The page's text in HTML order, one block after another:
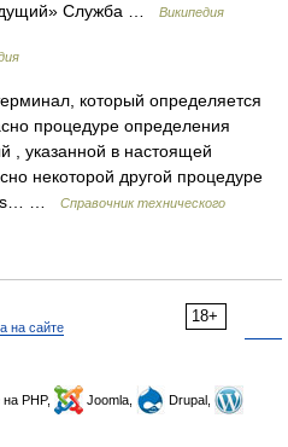
Служба … Википедия
который определяется
процедуре определения
, указанной в настоящей
некоторой другой процедуре
…
Справочник технического
18+
на сайте
на PHP, Joomla,
Drupal,